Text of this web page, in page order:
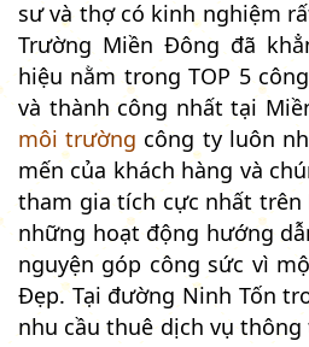
sư và thợ có kinh nghiệm
Trường Miền Đông đã
hiệu nằm trong TOP 5
và thành công nhất tại
môi trường công ty luôn
mến của khách hàng và
tham gia tích cực nhất trên
những hoạt động hướng
nguyện góp công sức vì
Đẹp. Tại đường Ninh Tốn
nhu cầu thuê dịch vụ